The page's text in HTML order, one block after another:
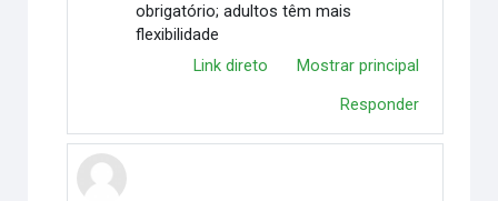
obrigatório; adultos têm mais
flexibilidade
Link direto
Mostrar principal
Responder